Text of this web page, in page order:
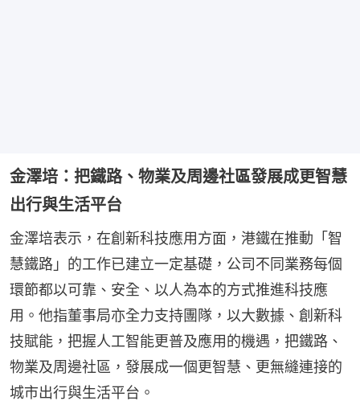
金澤培：把鐵路、物業及周邊社區發展成更智慧
出行與生活平台
金澤培表示，在創新科技應用方面，港鐵在推動「智
慧鐵路」的工作已建立一定基礎，公司不同業務每個
環節都以可靠、安全、以人為本的方式推進科技應
用。他指董事局亦全力支持團隊，以大數據、創新科
技賦能，把握人工智能更普及應用的機遇，把鐵路、
物業及周邊社區，發展成一個更智慧、更無縫連接的
城市出行與生活平台。